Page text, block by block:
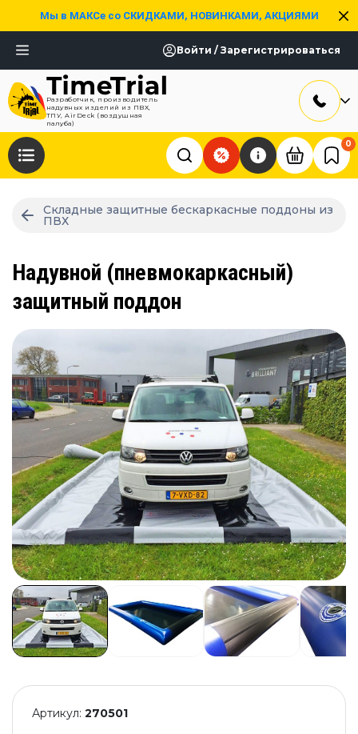
Мы в МАКСе со СКИДКАМИ, НОВИНКАМИ, АКЦИЯМИ
Войти / Зарегистрироваться
Разработчик, производитель
надувных изделий из ПВХ,
ТПУ, AirDeck (воздушная
палуба)
0
Складные защитные бескаркасные поддоны из
ПВХ
Надувной (пневмокаркасный)
защитный поддон
Артикул: 270501